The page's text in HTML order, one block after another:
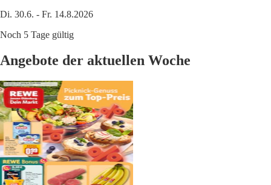
Di. 30.6. - Fr. 14.8.2026
Noch 5 Tage gültig
Angebote der aktuellen Woche